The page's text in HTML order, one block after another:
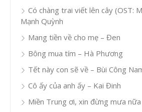
Có chàng trai viết lên cây (OST:
Mạnh Quỳnh
Mang tiền về cho mẹ – Đen
Bông mua tím – Hà Phương
Tết này con sẽ về – Bùi Công
Cô ấy của anh ấy – Kai Đinh
Miền Trung ơi, xin đừng mưa